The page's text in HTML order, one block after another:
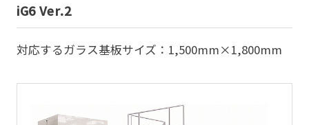
iG6 Ver.2
対応するガラス基板サイズ：1,500mm×1,800mm